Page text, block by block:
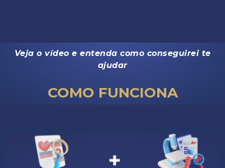
Veja o vídeo e entenda como conseguirei te
ajudar
COMO FUNCIONA